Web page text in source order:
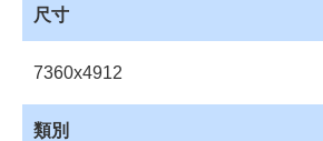
載
資
尺寸
7360x4912
類別